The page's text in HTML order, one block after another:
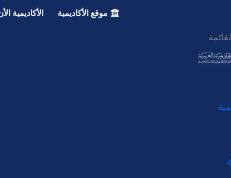
موقع الأكاديمية الأكاديمية